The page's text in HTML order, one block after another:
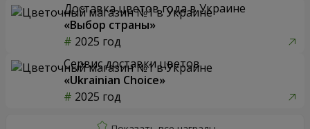
Доставка цветов года в Украине
«Выбор страны»
2025 год
Сервис доставки цветов
«Ukrainian Choice»
2025 год